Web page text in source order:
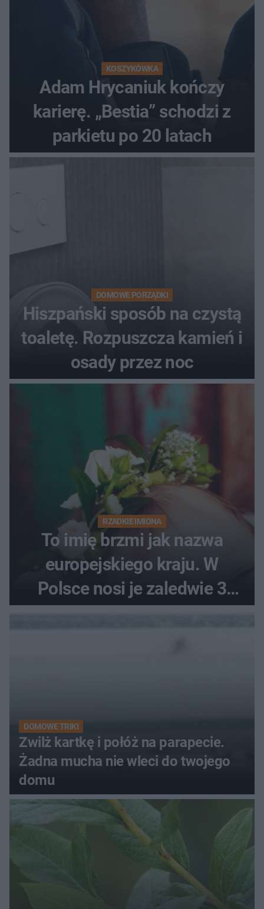
KOSZYKÓWKA
Adam Hrycaniuk kończy
karierę. „Bestia” schodzi z
parkietu po 20 latach
DOMOWE PORZĄDKI
Hiszpański sposób na czystą
toaletę. Rozpuszcza kamień i
osady przez noc
RZADKIE IMIONA
To imię brzmi jak nazwa
europejskiego kraju. W
Polsce nosi je zaledwie 3
DOMOWE TRIKI
Zwilż kartkę i połóż na parapecie.
Żadna mucha nie wleci do twojego
domu